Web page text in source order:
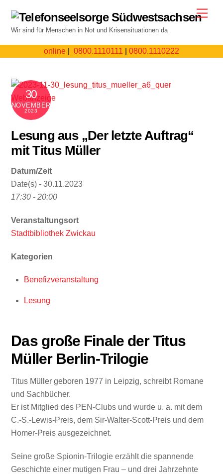
content
Wir sind für Menschen in Not und Krisensituationen da
online 0800.1110111 0800.1110222
30
NOVEMBER
2023
Lesung aus „Der letzte Auftrag“
mit Titus Müller
Datum/Zeit
Date(s) - 30.11.2023
17:30 - 20:00
Veranstaltungsort
Stadtbibliothek Zwickau
Kategorien
Benefizveranstaltung
Lesung
Das große Finale der Titus
Müller Berlin-Trilogie
Titus Müller geboren 1977 in Leipzig, schreibt Romane
und Sachbücher.
Er ist Mitglied des PEN-Clubs und wurde u. a. mit dem
C.-S.-Lewis-Preis, dem Sir-Walter-Scott-Preis und dem
Homer-Preis ausgezeichnet.
Seine große Spionin-Trilogie erzählt die spannende
Geschichte einer mutigen Frau – und drei Jahrzehnte